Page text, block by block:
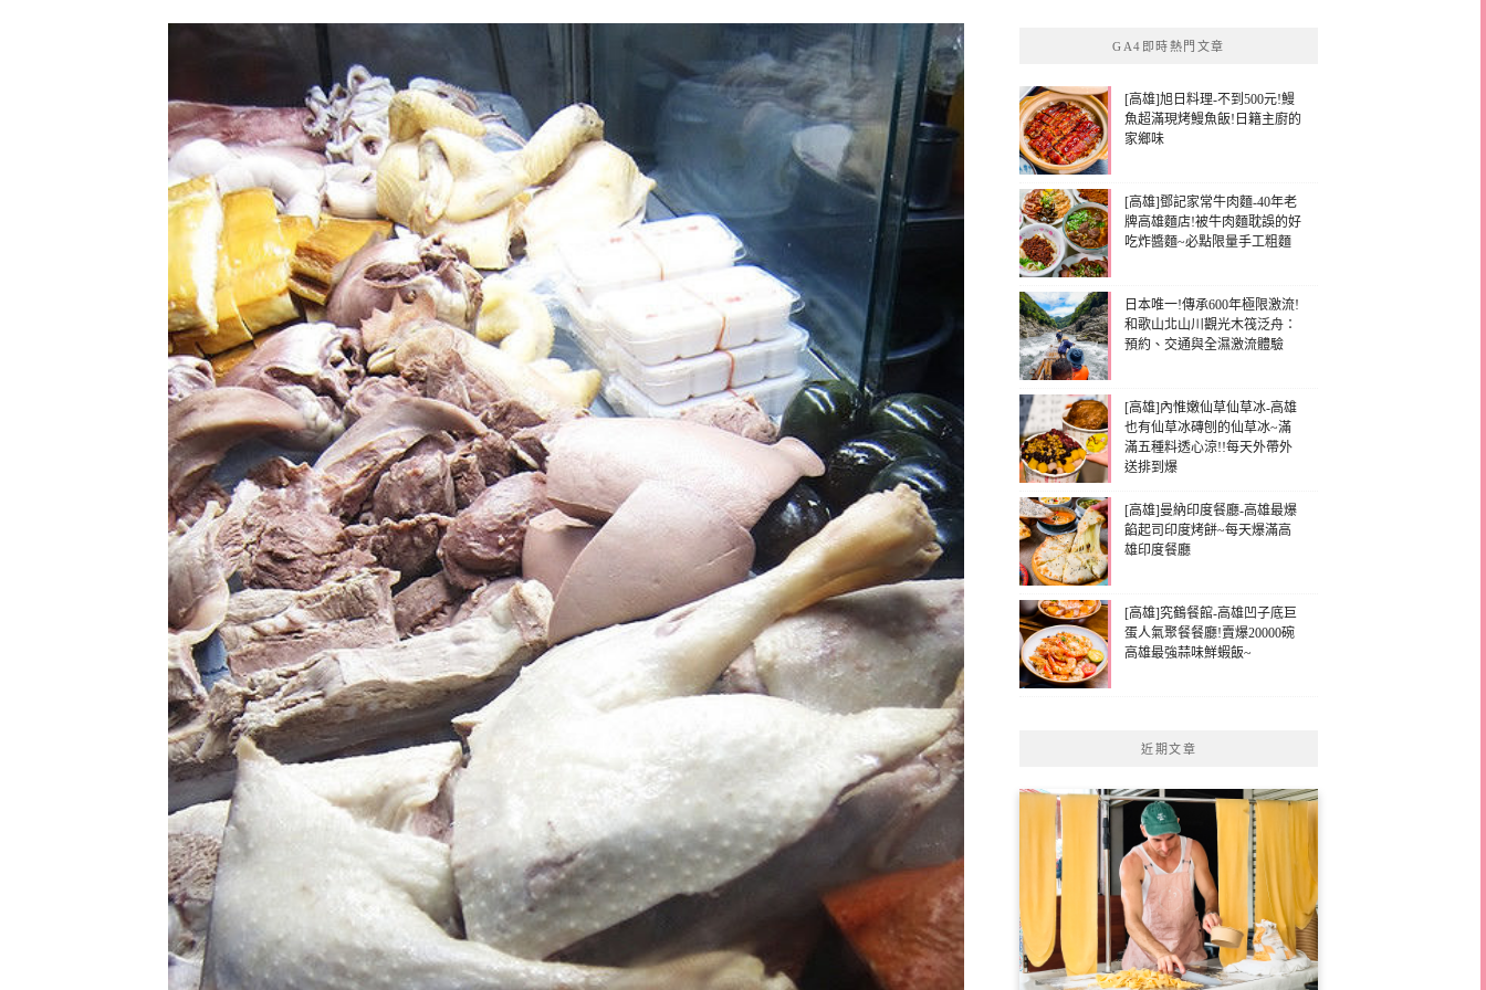
GA4即時熱門文章
[高雄]旭日料理-不到500元!鰻
魚超滿現烤鰻魚飯!日籍主廚的
家鄉味
[高雄]鄧記家常牛肉麵-40年老
牌高雄麵店!被牛肉麵耽誤的好
吃炸醬麵~必點限量手工粗麵
日本唯一!傳承600年極限激流!
和歌山北山川觀光木筏泛舟：
預約、交通與全濕激流體驗
[高雄]內惟嫩仙草仙草冰-高雄
也有仙草冰磚刨的仙草冰~滿
滿五種料透心涼!!每天外帶外
送排到爆
[高雄]曼納印度餐廳-高雄最爆
餡起司印度烤餅~每天爆滿高
雄印度餐廳
[高雄]究鶴餐館-高雄凹子底巨
蛋人氣聚餐餐廳!賣爆20000碗
高雄最強蒜味鮮蝦飯~
近期文章